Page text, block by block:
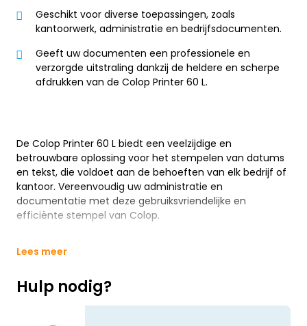
Geschikt voor diverse toepassingen, zoals
kantoorwerk, administratie en bedrijfsdocumenten.
Geeft uw documenten een professionele en
verzorgde uitstraling dankzij de heldere en scherpe
afdrukken van de Colop Printer 60 L.
De Colop Printer 60 L biedt een veelzijdige en
betrouwbare oplossing voor het stempelen van datums
en tekst, die voldoet aan de behoeften van elk bedrijf of
kantoor. Vereenvoudig uw administratie en
documentatie met deze gebruiksvriendelijke en
efficiënte stempel van Colop.
Lees meer
Hulp nodig?